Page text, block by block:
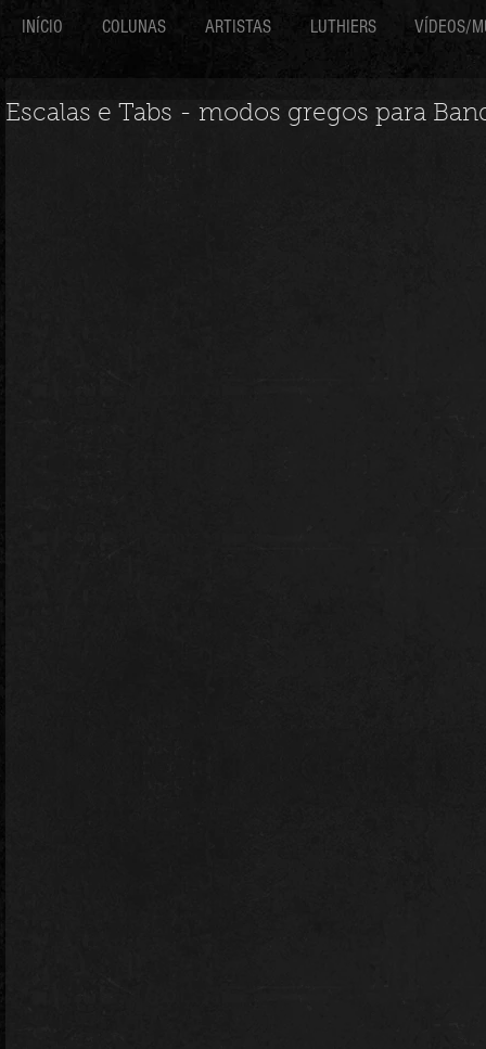
INÍCIO COLUNAS ARTISTAS LUTHIERS VÍDEOS/
Escalas e Tabs - modos gregos para